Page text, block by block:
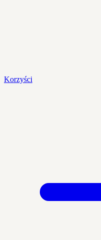
Korzyści